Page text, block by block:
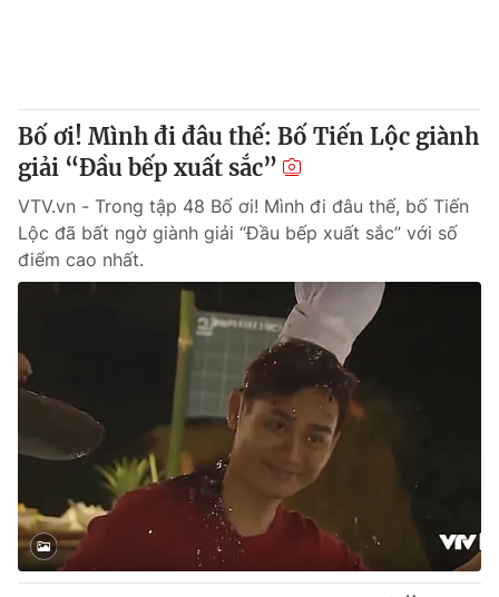
Bố ơi! Mình đi đâu thế: Bố Tiến Lộc giành
giải “Đầu bếp xuất sắc”
VTV.vn - Trong tập 48 Bố ơi! Mình đi đâu thế, bố Tiến
Lộc đã bất ngờ giành giải “Đầu bếp xuất sắc” với số
điểm cao nhất.